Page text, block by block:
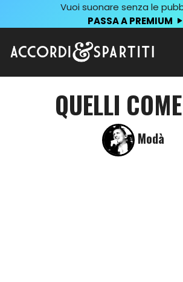
Vuoi suonare senza le
PASSA A PREMIUM
QUELLI
Modà